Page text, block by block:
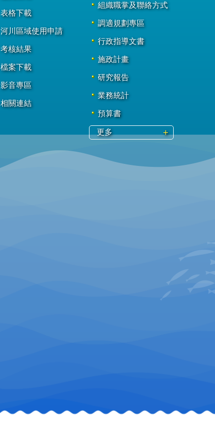
表格下載
河川區域使用申請
考核結果
檔案下載
影音專區
相關連結
組織職掌及聯絡方式
調適規劃專區
行政指導文書
施政計畫
研究報告
業務統計
預算書
更多